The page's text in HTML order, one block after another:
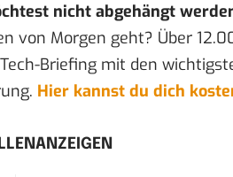
nicht abgehängt
von Morgen geht? Über
Briefing mit den
Hier kannst du dich